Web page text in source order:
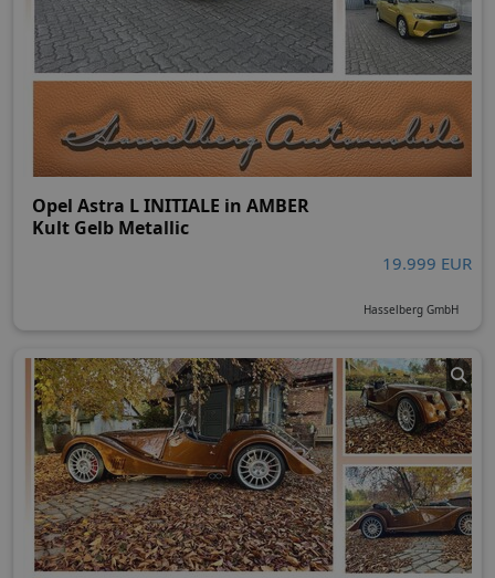
Opel Astra L INITIALE in AMBER
Kult Gelb Metallic
19.999 EUR
Hasselberg GmbH